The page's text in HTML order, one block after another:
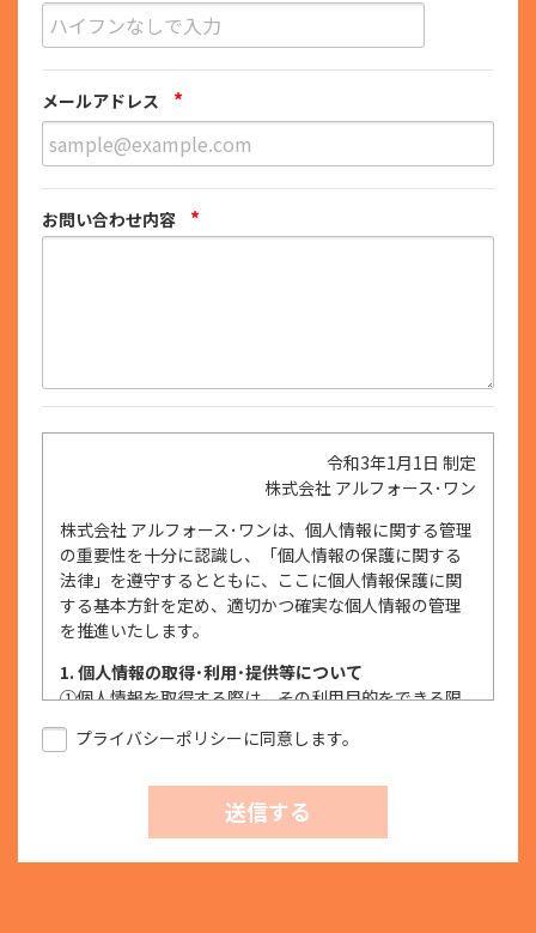
メールアドレス *
お問い合わせ内容 *
令和3年1月1日 制定
株式会社 アルフォース･ワン
株式会社 アルフォース･ワンは、個人情報に関する管理
の重要性を十分に認識し、「個人情報の保護に関する
法律」を遵守するとともに、ここに個人情報保護に関
する基本方針を定め、適切かつ確実な個人情報の管理
を推進いたします。
1. 個人情報の取得･利用･提供等について
①個人情報を取得する際は、その利用目的をできる限
て適法かつ公正な手段を用い、同意を得て取得しま
個人情報を利用する際は、本人に明示、通知、また
は公表した利用目的の範囲内に限定し、それに反す
プライバシーポリシーに同意します。
送信する